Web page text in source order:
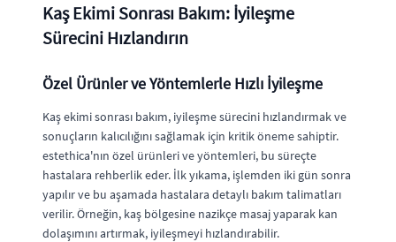
Kaş Ekimi Sonrası Bakım: İyileşme
Sürecini Hızlandırın
Özel Ürünler ve Yöntemlerle Hızlı İyileşme
Kaş ekimi sonrası bakım, iyileşme sürecini hızlandırmak ve
sonuçların kalıcılığını sağlamak için kritik öneme sahiptir.
estethica'nın özel ürünleri ve yöntemleri, bu süreçte
hastalara rehberlik eder. İlk yıkama, işlemden iki gün sonra
yapılır ve bu aşamada hastalara detaylı bakım talimatları
verilir. Örneğin, kaş bölgesine nazikçe masaj yaparak kan
dolaşımını artırmak, iyileşmeyi hızlandırabilir.